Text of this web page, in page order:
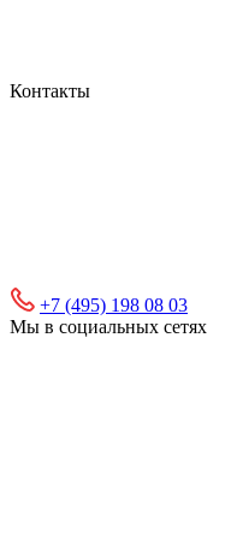
Контакты
+7 (495) 198 08 03
Мы в социальных сетях